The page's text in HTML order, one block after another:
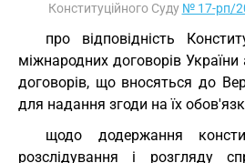
Конституційного Суду № 17-рп/
про відповідність
міжнародних договорів
договорів, що вносяться до
для надання згоди на їх
щодо додержання
розслідування і розгляду